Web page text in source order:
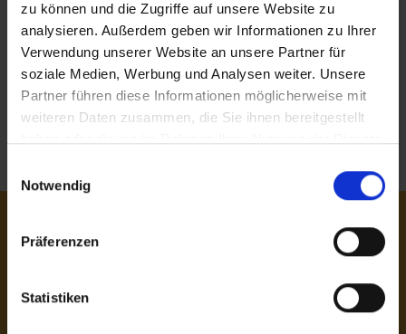
zu können und die Zugriffe auf unsere Website zu
analysieren. Außerdem geben wir Informationen zu Ihrer
Verwendung unserer Website an unsere Partner für
soziale Medien, Werbung und Analysen weiter. Unsere
Partner führen diese Informationen möglicherweise mit
weiteren Daten zusammen, die Sie ihnen bereitgestellt
Notwendig
Präferenzen
Statistiken
Instruction de transport 2026
Service-Footer
Nos services
Conditions d'expédition